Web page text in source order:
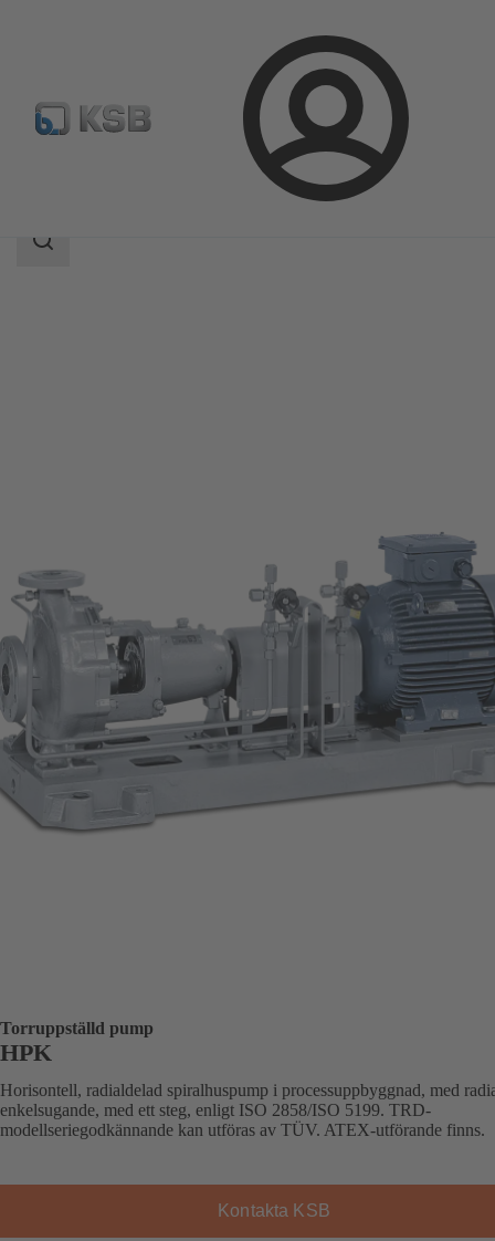
Login
HPK
Sökomfattning
Torruppställd pump
HPK
Horisontell, radialdelad spiralhuspump i processuppbyggnad, med
enkelsugande, med ett steg, enligt ISO 2858/ISO 5199. TRD-
modellseriegodkännande kan utföras av TÜV. ATEX-utförande finns.
Kontakta KSB